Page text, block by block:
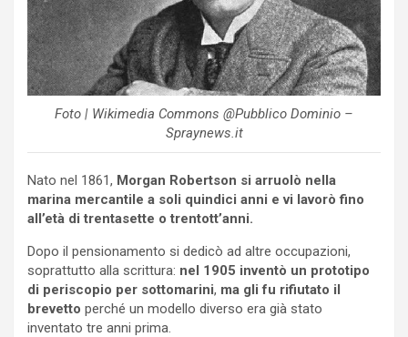
Foto | Wikimedia Commons @Pubblico Dominio –
Spraynews.it
Nato nel 1861, Morgan Robertson si arruolò nella
marina mercantile a soli quindici anni e vi lavorò fino
all’età di trentasette o trentott’anni.
Dopo il pensionamento si dedicò ad altre occupazioni,
soprattutto alla scrittura: nel 1905 inventò un prototipo
di periscopio per sottomarini, ma gli fu rifiutato il
brevetto perché un modello diverso era già stato
inventato tre anni prima.